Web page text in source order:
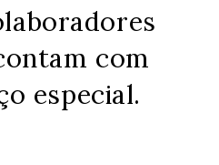
com
especial.